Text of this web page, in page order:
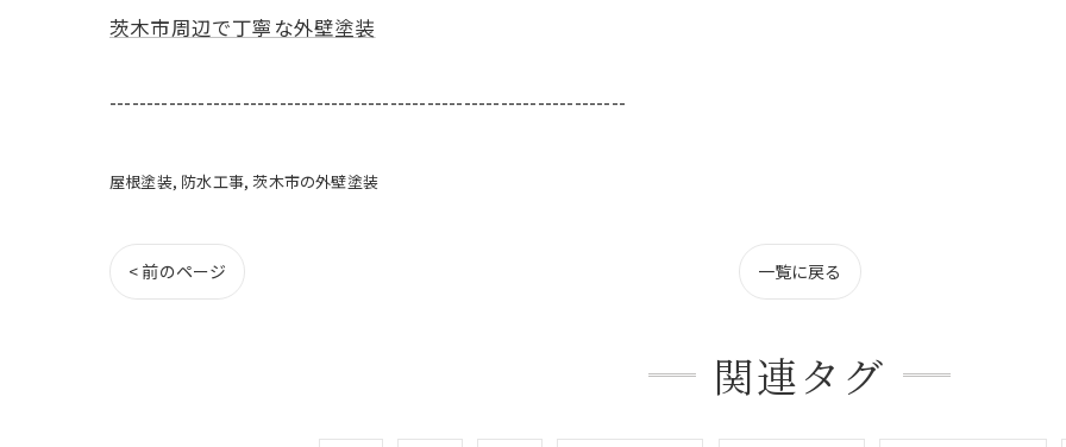
茨木市周辺で丁寧な外壁塗装
----------------------------------------------------------------------
屋根塗装 防水工事 茨木市の外壁塗装
< 前のページ 一覧に戻る
関連タグ